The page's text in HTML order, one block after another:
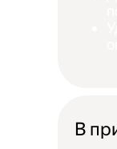
В